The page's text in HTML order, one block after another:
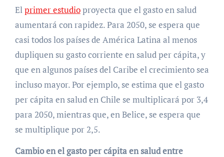
Elprimer estudioproyecta que el gasto en salud
aumentará con rapidez. Para 2050, se espera que
casi todos los países de América Latina al menos
dupliquen su gasto corriente en salud per cápita, y
que en algunos países del Caribe el crecimiento sea
incluso mayor. Por ejemplo, se estima que el gasto
per cápita en salud en Chile se multiplicará por 3,4
para 2050, mientras que, en Belice, se espera que
se multiplique por 2,5.
Cambio en el gasto per cápita en salud entre